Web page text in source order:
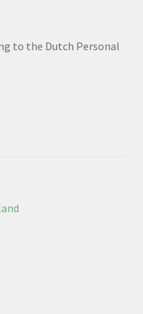
to the Dutch Personal